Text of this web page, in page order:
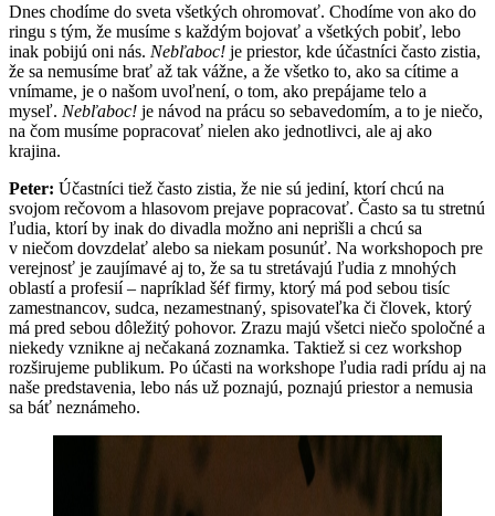
Dnes chodíme do sveta všetkých ohromovať. Chodíme von ako do
ringu s tým, že musíme s každým bojovať a všetkých pobiť, lebo
inak pobijú oni nás. Nebľaboc! je priestor, kde účastníci často zistia,
že sa nemusíme brať až tak vážne, a že všetko to, ako sa cítime a
vnímame, je o našom uvoľnení, o tom, ako prepájame telo a
myseľ. Nebľaboc! je návod na prácu so sebavedomím, a to je niečo,
na čom musíme popracovať nielen ako jednotlivci, ale aj ako
krajina.
Peter: Účastníci tiež často zistia, že nie sú jediní, ktorí chcú na
svojom rečovom a hlasovom prejave popracovať. Často sa tu stretnú
ľudia, ktorí by inak do divadla možno ani neprišli a chcú sa
v niečom dovzdelať alebo sa niekam posunúť. Na workshopoch pre
verejnosť je zaujímavé aj to, že sa tu stretávajú ľudia z mnohých
oblastí a profesií – napríklad šéf firmy, ktorý má pod sebou tisíc
zamestnancov, sudca, nezamestnaný, spisovateľka či človek, ktorý
má pred sebou dôležitý pohovor. Zrazu majú všetci niečo spoločné a
niekedy vznikne aj nečakaná zoznamka. Taktiež si cez workshop
rozširujeme publikum. Po účasti na workshope ľudia radi prídu aj na
naše predstavenia, lebo nás už poznajú, poznajú priestor a nemusia
sa báť neznámeho.